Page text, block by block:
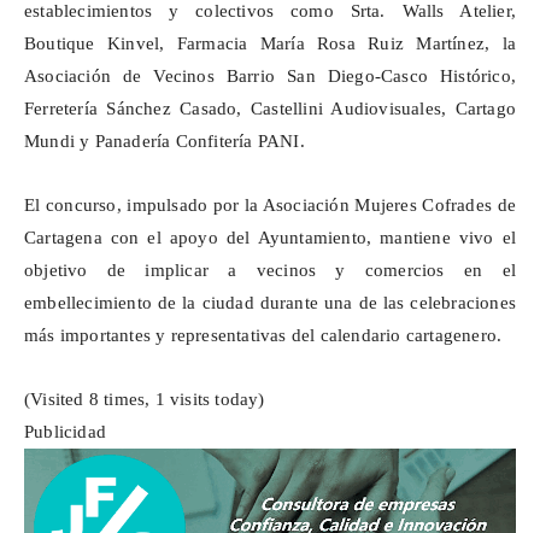
establecimientos y colectivos como Srta. Walls Atelier,
Boutique Kinvel, Farmacia María Rosa Ruiz Martínez, la
Asociación de Vecinos Barrio San Diego-Casco Histórico,
Ferretería Sánchez Casado, Castellini Audiovisuales, Cartago
Mundi y Panadería Confitería PANI.
El concurso, impulsado por la Asociación Mujeres Cofrades de
Cartagena con el apoyo del Ayuntamiento, mantiene vivo el
objetivo de implicar a vecinos y comercios en el
embellecimiento de la ciudad durante una de las celebraciones
más importantes y representativas del calendario cartagenero.
(Visited 8 times, 1 visits today)
Publicidad